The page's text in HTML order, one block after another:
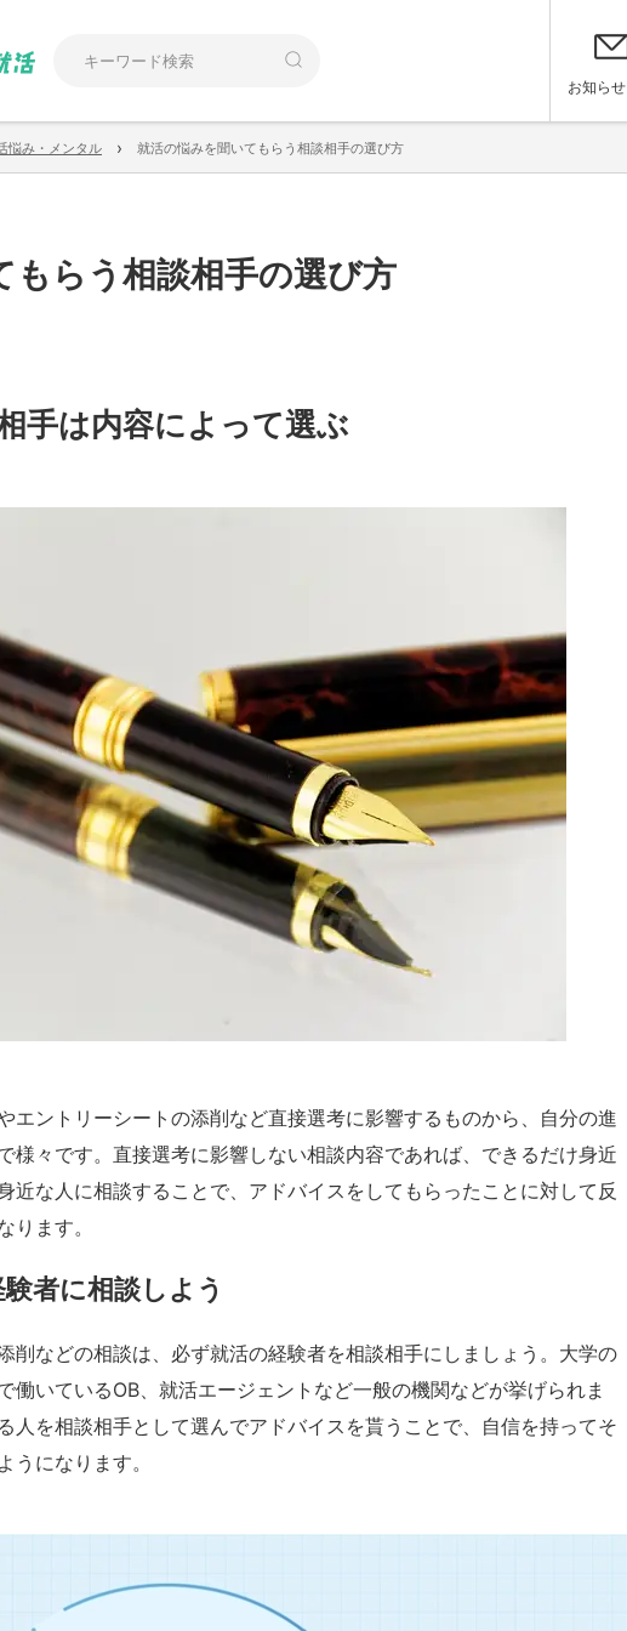
お知らせ
悩み・メンタル › 就活の悩みを聞いてもらう相談相手の選び方
もらう相談相手の選び方
手は内容によって選ぶ
エントリーシートの添削など直接選考に影響するものから、自分の進
様々です。直接選考に影響しない相談内容であれば、できるだけ身近
近な人に相談することで、アドバイスをしてもらったことに対して反
ります。
者に相談しよう
削などの相談は、必ず就活の経験者を相談相手にしましょう。大学の
働いているOB、就活エージェントなど一般の機関などが挙げられま
人を相談相手として選んでアドバイスを貰うことで、自信を持ってそ
うになります。